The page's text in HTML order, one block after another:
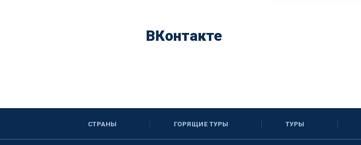
ВКонтакте
СТРАНЫ ГОРЯЩИЕ ТУРЫ ТУРЫ